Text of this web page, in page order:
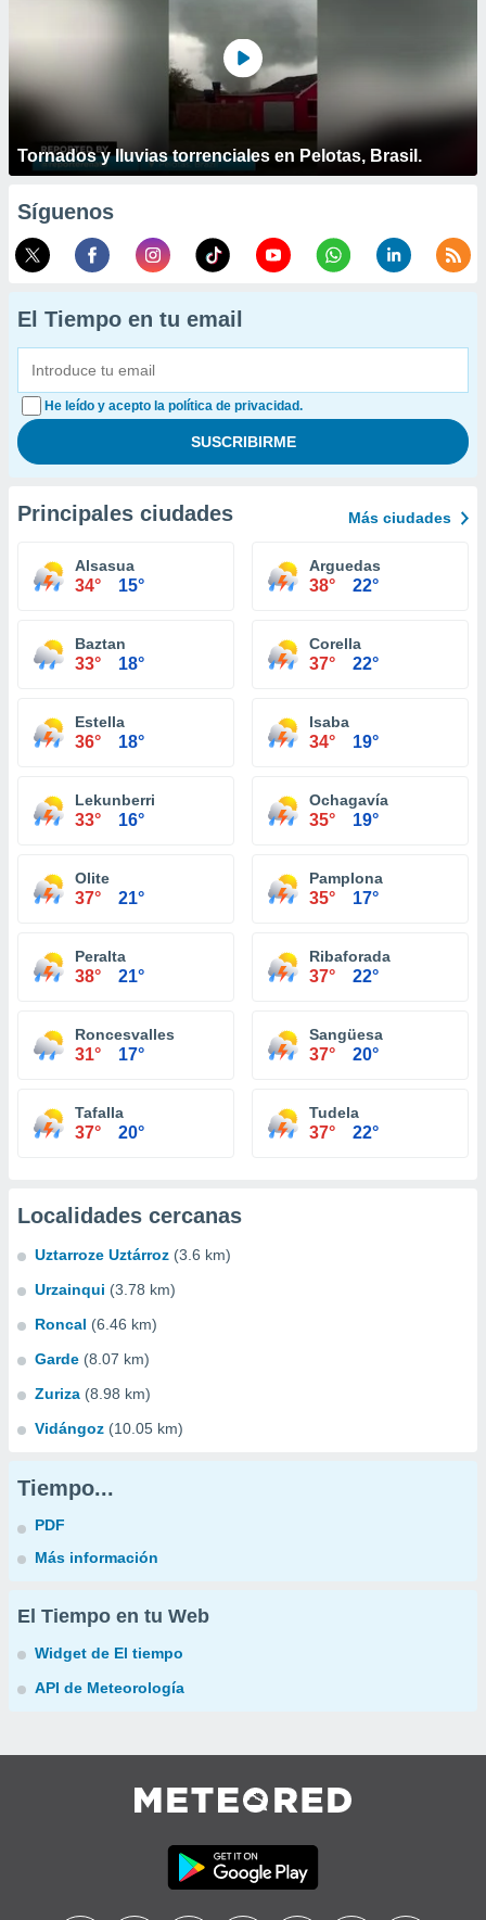
Tornados y lluvias torrenciales en Pelotas, Brasil.
Síguenos
El Tiempo en tu email
He leído y acepto la política de privacidad.
Principales ciudades Más ciudades
Alsasua
34° 15°
Arguedas
38° 22°
Baztan
33° 18°
Corella
37° 22°
Estella
36° 18°
Isaba
34° 19°
Lekunberri
33° 16°
Ochagavía
35° 19°
Olite
37° 21°
Pamplona
35° 17°
Peralta
38° 21°
Ribaforada
37° 22°
Roncesvalles
31° 17°
Sangüesa
37° 20°
Tafalla
37° 20°
Tudela
37° 22°
Localidades cercanas
Uztarroze Uztárroz (3.6 km)
Urzainqui (3.78 km)
Roncal (6.46 km)
Garde (8.07 km)
Zuriza (8.98 km)
Vidángoz (10.05 km)
Tiempo...
PDF
Más información
El Tiempo en tu Web
Widget de El tiempo
API de Meteorología